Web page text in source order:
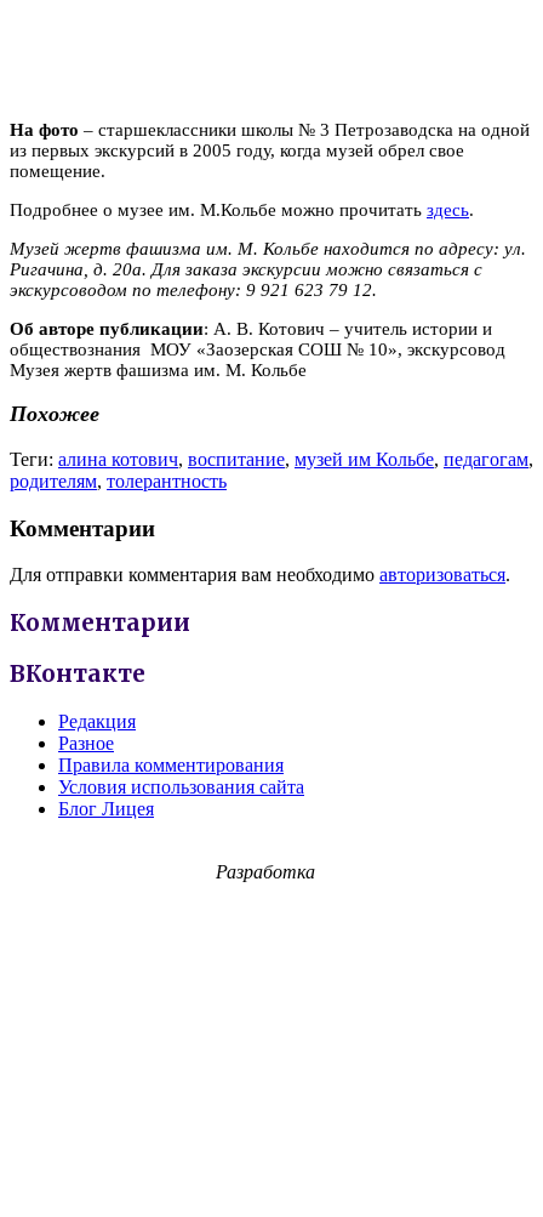
На фото – старшеклассники школы № 3 Петрозаводска на одной
из первых экскурсий в 2005 году, когда музей обрел свое
помещение.
Подробнее о музее им. М.Кольбе можно прочитать здесь.
Музей жертв фашизма им. М. Кольбе находится по адресу: ул.
Ригачина, д. 20а. Для заказа экскурсии можно связаться с
экскурсоводом по телефону: 9 921 623 79 12.
Об авторе публикации: А. В. Котович – учитель истории и
обществознания МОУ «Заозерская СОШ № 10», экскурсовод
Музея жертв фашизма им. М. Кольбе
Похожее
Теги: алина котович, воспитание, музей им Кольбе, педагогам,
родителям, толерантность
Комментарии
Для отправки комментария вам необходимо авторизоваться.
Комментарии
ВКонтакте
Редакция
Разное
Правила комментирования
Условия использования сайта
Блог Лицея
Разработка